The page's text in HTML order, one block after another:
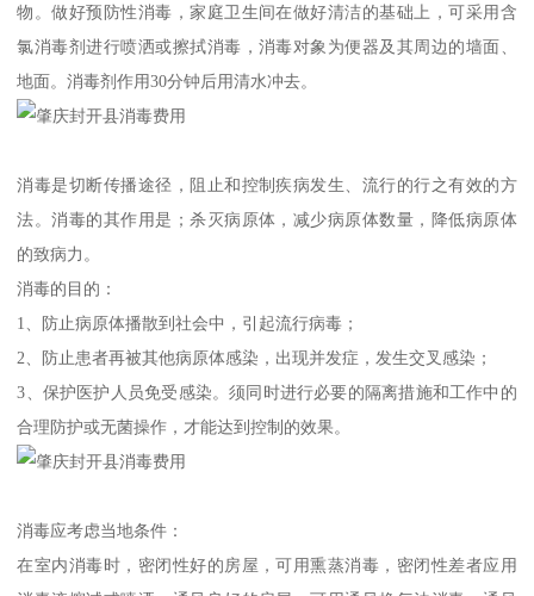
物。做好预防性消毒，家庭卫生间在做好清洁的基础上，可采用含
氯消毒剂进行喷洒或擦拭消毒，消毒对象为便器及其周边的墙面、
地面。消毒剂作用30分钟后用清水冲去。
消毒是切断传播途径，阻止和控制疾病发生、流行的行之有效的方
法。消毒的其作用是；杀灭病原体，减少病原体数量，降低病原体
的致病力。
消毒的目的：
1、防止病原体播散到社会中，引起流行病毒；
2、防止患者再被其他病原体感染，出现并发症，发生交叉感染；
3、保护医护人员免受感染。须同时进行必要的隔离措施和工作中的
合理防护或无菌操作，才能达到控制的效果。
消毒应考虑当地条件：
在室内消毒时，密闭性好的房屋，可用熏蒸消毒，密闭性差者应用